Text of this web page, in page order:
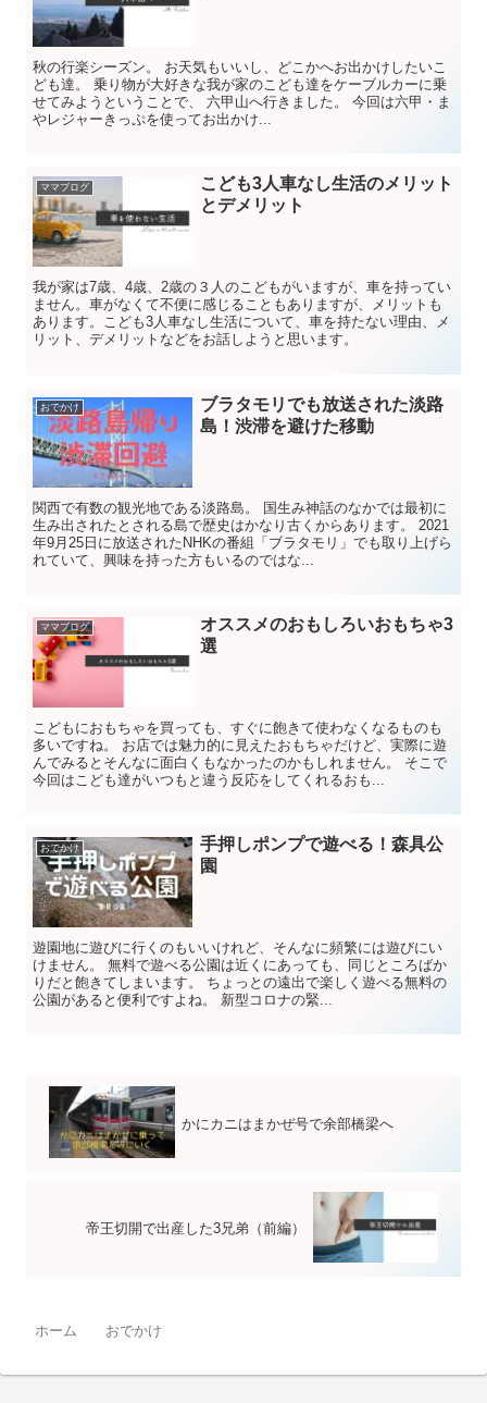
秋の行楽シーズン。 お天気もいいし、どこかへお出かけしたいこ
ども達。 乗り物が大好きな我が家のこども達をケーブルカーに乗
せてみようということで、 六甲山へ行きました。 今回は六甲・ま
やレジャーきっぷを使ってお出かけ...
ママブログ
こども3人車なし生活のメリット
とデメリット
我が家は7歳、4歳、2歳の３人のこどもがいますが、車を持ってい
ません。車がなくて不便に感じることもありますが、メリットも
あります。こども3人車なし生活について、車を持たない理由、メ
リット、デメリットなどをお話しようと思います。
おでかけ
ブラタモリでも放送された淡路
島！渋滞を避けた移動
関西で有数の観光地である淡路島。 国生み神話のなかでは最初に
生み出されたとされる島で歴史はかなり古くからあります。 2021
年9月25日に放送されたNHKの番組「ブラタモリ」でも取り上げら
れていて、興味を持った方もいるのではな...
ママブログ
オススメのおもしろいおもちゃ3
選
こどもにおもちゃを買っても、すぐに飽きて使わなくなるものも
多いですね。 お店では魅力的に見えたおもちゃだけど、実際に遊
んでみるとそんなに面白くもなかったのかもしれません。 そこで
今回はこども達がいつもと違う反応をしてくれるおも...
おでかけ
手押しポンプで遊べる！森具公
園
遊園地に遊びに行くのもいいけれど、そんなに頻繁には遊びにい
けません。 無料で遊べる公園は近くにあっても、同じところばか
りだと飽きてしまいます。 ちょっとの遠出で楽しく遊べる無料の
公園があると便利ですよね。 新型コロナの緊...
かにカニはまかぜ号で余部橋梁へ
帝王切開で出産した3兄弟（前編）
ホーム おでかけ